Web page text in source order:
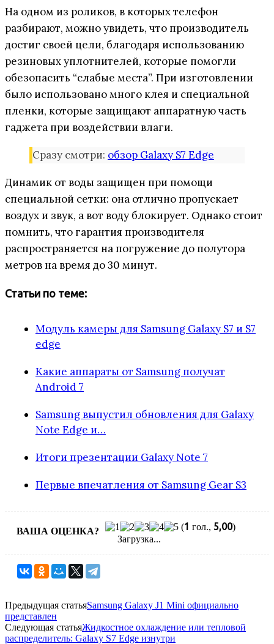
На одном из роликов, в которых телефон
разбирают, можно увидеть, что производитель
достиг своей цели, благодаря использованию
резиновых уплотнителей, которые помогли
обезопасить “слабые места”. При изготовлении
было использовано много клея и специальной
пленки, которые защищают аппаратную часть
гаджета при воздействии влаги.
Сразу смотри: обзор Galaxy S7 Edge
Динамик от воды защищен при помощи
специальной сетки: она отлично пропускает
воздух и звук, а вот воду блокирует. Однако стоит
помнить, что гарантия производителя
распространяется на погружение до полутора
метров на время до 30 минут.
Статьи по теме:
Модуль камеры для Samsung Galaxy S7 и S7
edge
Какие аппараты от Samsung получат
Android 7
Samsung выпустил обновления для Galaxy
Note Edge и…
Итоги презентации Galaxy Note 7
Первые впечатления от Samsung Gear S3
ВАША ОЦЕНКА? (1 гол., 5,00)
Загрузка...
Предыдущая статьяSamsung Galaxy J1 Mini официально
представлен
Следующая статьяЖидкостное охлаждение или тепловой
распределитель: Galaxy S7 Edge изнутри